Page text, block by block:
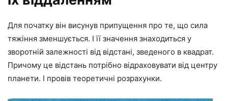
Для початку він висунув припущення про те, що сила
тяжіння зменшується. І її значення знаходиться у
зворотній залежності від відстані, зведеного в квадрат.
Причому це відстань потрібно відраховувати від центру
планети. І провів теоретичні розрахунки.